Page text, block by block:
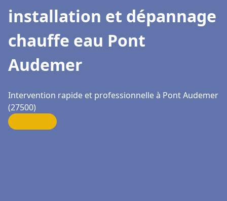
installation et dépannage
chauffe eau Pont
Audemer
Intervention rapide et professionnelle à Pont Audemer
(27500)